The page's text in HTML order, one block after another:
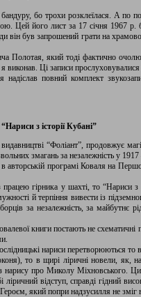
бо трохи розклеїлася. А
Цей його лист за 17 січня 1967 р.
він був запрошений грати на
Полотая, який тоді фактично
Ці записи прослуховувалися
повний комплект
“Нариси з історії Кубані”
“Фоліант”, продовжує
змагань за незалежність у
авторській програмі Коваля на
гірника у шахті, то “Нариси з
й терпіння вивести із
за незалежність, за
книги постають не схематичні
нариси перетворюються то
то в щирі ліричні новели, як,
про Миколу Міхновського.
відступ, справді гідний
який попри надзусилля не